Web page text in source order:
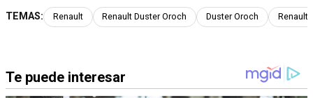
TEMAS: Renault Renault Duster Oroch Duster Oroch Renault